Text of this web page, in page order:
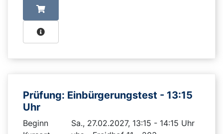
Prüfung: Einbürgerungstest - 13:15
Uhr
Beginn
Sa., 27.02.2027, 13:15 - 14:15 Uhr